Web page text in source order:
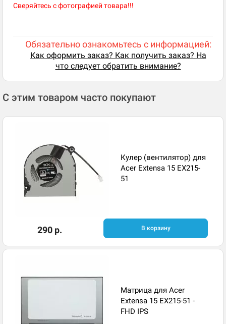
Сверяйтесь с фотографией товара!!!
Обязательно ознакомьтесь с информацией:
Как оформить заказ? Как получить заказ? На
что следует обратить внимание?
С этим товаром часто покупают
Кулер (вентилятор) для
Acer Extensa 15 EX215-
51
290 р. В корзину
Матрица для Acer
Extensa 15 EX215-51 -
FHD IPS